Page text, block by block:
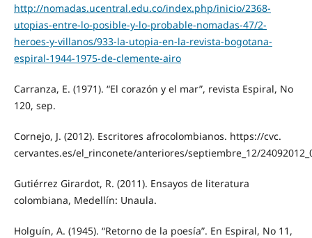
http://nomadas.ucentral.edu.co/index.php/inicio/2368-
utopias-entre-lo-posible-y-lo-probable-nomadas-47/2-
heroes-y-villanos/933-la-utopia-en-la-revista-bogotana-
espiral-1944-1975-de-clemente-airo
Carranza, E. (1971). “El corazón y el mar”, revista Espiral, No
120, sep.
Cornejo, J. (2012). Escritores afrocolombianos. https://cvc.
cervantes.es/el_rinconete/anteriores/septiembre_12/
Gutiérrez Girardot, R. (2011). Ensayos de literatura
colombiana, Medellín: Unaula.
Holguín, A. (1945). “Retorno de la poesía”. En Espiral, No 11,